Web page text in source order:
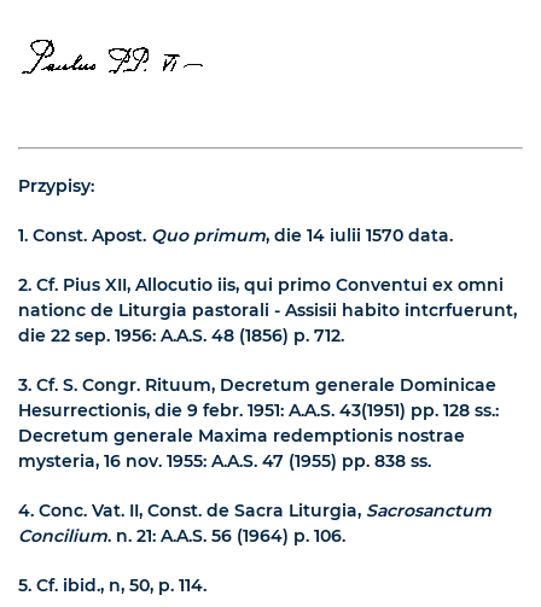
Przypisy:
1. Const. Apost. Quo primum, die 14 iulii 1570 data.
2. Cf. Pius XII, Allocutio iis, qui primo Conventui ex omni
nationc de Liturgia pastorali - Assisii habito intcrfuerunt,
die 22 sep. 1956: A.A.S. 48 (1856) p. 712.
3. Cf. S. Congr. Rituum, Decretum generale Dominicae
Hesurrectionis, die 9 febr. 1951: A.A.S. 43(1951) pp. 128 ss.:
Decretum generale Maxima redemptionis nostrae
mysteria, 16 nov. 1955: A.A.S. 47 (1955) pp. 838 ss.
4. Conc. Vat. II, Const. de Sacra Liturgia, Sacrosanctum
Concilium. n. 21: A.A.S. 56 (1964) p. 106.
5. Cf. ibid., n, 50, p. 114.